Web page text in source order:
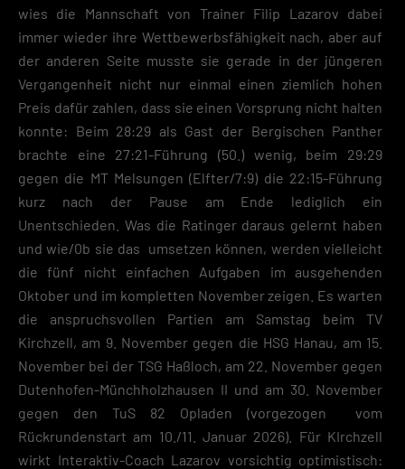
wies die Mannschaft von Trainer Filip Lazarov dabei
immer wieder ihre Wettbewerbsfähigkeit nach, aber auf
der anderen Seite musste sie gerade in der jüngeren
Vergangenheit nicht nur einmal einen ziemlich hohen
Preis dafür zahlen, dass sie einen Vorsprung nicht halten
konnte: Beim 28:29 als Gast der Bergischen Panther
brachte eine 27:21-Führung (50.) wenig, beim 29:29
gegen die MT Melsungen (Elfter/7:9) die 22:15-Führung
kurz nach der Pause am Ende lediglich ein
Unentschieden. Was die Ratinger daraus gelernt haben
und wie/0b sie das umsetzen können, werden vielleicht
die fünf nicht einfachen Aufgaben im ausgehenden
Oktober und im kompletten November zeigen. Es warten
die anspruchsvollen Partien am Samstag beim TV
Kirchzell, am 9. November gegen die HSG Hanau, am 15.
November bei der TSG Haßloch, am 22. November gegen
Dutenhofen-Münchholzhausen II und am 30. November
gegen den TuS 82 Opladen (vorgezogen vom
Rückrundenstart am 10./11. Januar 2026). Für KIrchzell
wirkt Interaktiv-Coach Lazarov vorsichtig optimistisch:
auswählen.
Zurück
Datenschutzeinstellungen
Essenziell (2)
Essenzielle Cookies ermöglichen grundlegende Funktionen und sind für die
einwandfreie Funktion der Website erforderlich.
Cookie-Informationen anzeigen
Datenschutzerklärung